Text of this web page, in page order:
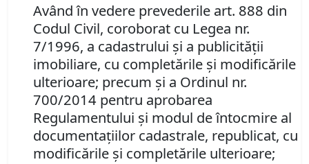
Având în vedere prevederile art. 888 din
Codul Civil, coroborat cu Legea nr.
7/1996, a cadastrului şi a publicităţii
imobiliare, cu completările şi modificările
ulterioare; precum şi a Ordinul nr.
700/2014 pentru aprobarea
Regulamentului şi modul de întocmire al
documentaţiilor cadastrale, republicat, cu
modificările şi completările ulterioare;